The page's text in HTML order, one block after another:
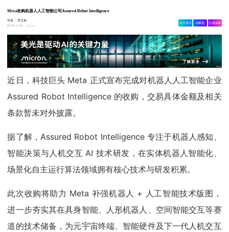
Meta收购机器人人工智能公司Assured Robot Intelligence
作者：李正操
05-02 11:10
2.6w
相关舆情 AI解读 生成海报
近日，科技巨头 Meta 正式宣布完成对机器人人工智能企业
Assured Robot Intelligence 的收购，交易具体金额及相关
条款暂未对外披露。
据了解，Assured Robot Intelligence 专注于机器人感知、
智能决策与人机交互 AI 技术研发，在实体机器人智能化、
场景化自主运行算法领域拥有核心技术与研发积累。
此次收购将助力 Meta 补强机器人 + 人工智能技术版图，
进一步夯实其在具身智能、人形机器人、空间智能交互等赛
道的技术储备，为元宇宙终端、智能硬件及下一代人机交互